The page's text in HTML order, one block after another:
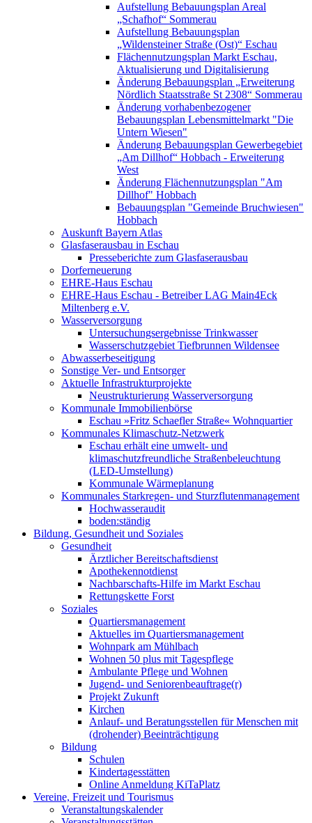
Aufstellung Bebauungsplan Areal
„Schafhof“ Sommerau
Aufstellung Bebauungsplan
„Wildensteiner Straße (Ost)“ Eschau
Flächennutzungsplan Markt Eschau,
Aktualisierung und Digitalisierung
Änderung Bebauungsplan „Erweiterung
Nördlich Staatsstraße St 2308“ Sommerau
Änderung vorhabenbezogener
Bebauungsplan Lebensmittelmarkt "Die
Untern Wiesen"
Änderung Bebauungsplan Gewerbegebiet
„Am Dillhof“ Hobbach - Erweiterung
West
Änderung Flächennutzungsplan "Am
Dillhof" Hobbach
Bebauungsplan "Gemeinde Bruchwiesen"
Hobbach
Auskunft Bayern Atlas
Glasfaserausbau in Eschau
Presseberichte zum Glasfaserausbau
Dorferneuerung
EHRE-Haus Eschau
EHRE-Haus Eschau - Betreiber LAG Main4Eck
Miltenberg e.V.
Wasserversorgung
Untersuchungsergebnisse Trinkwasser
Wasserschutzgebiet Tiefbrunnen Wildensee
Abwasserbeseitigung
Sonstige Ver- und Entsorger
Aktuelle Infrastrukturprojekte
Neustrukturierung Wasserversorgung
Kommunale Immobilienbörse
Eschau »Fritz Schaefler Straße« Wohnquartier
Kommunales Klimaschutz-Netzwerk
Eschau erhält eine umwelt- und
klimaschutzfreundliche Straßenbeleuchtung
(LED-Umstellung)
Kommunale Wärmeplanung
Kommunales Starkregen- und Sturzflutenmanagement
Hochwasseraudit
boden:ständig
Bildung, Gesundheit und Soziales
Gesundheit
Ärztlicher Bereitschaftsdienst
Apothekennotdienst
Nachbarschafts-Hilfe im Markt Eschau
Rettungskette Forst
Soziales
Quartiersmanagement
Aktuelles im Quartiersmanagement
Wohnpark am Mühlbach
Wohnen 50 plus mit Tagespflege
Ambulante Pflege und Wohnen
Jugend- und Seniorenbeauftrage(r)
Projekt Zukunft
Kirchen
Anlauf- und Beratungsstellen für Menschen mit
(drohender) Beeinträchtigung
Bildung
Schulen
Kindertagesstätten
Online Anmeldung KiTaPlatz
Vereine, Freizeit und Tourismus
Veranstaltungskalender